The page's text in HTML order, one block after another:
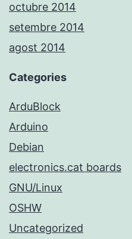
octubre 2014
setembre 2014
agost 2014
Categories
ArduBlock
Arduino
Debian
electronics.cat boards
GNU/Linux
OSHW
Uncategorized